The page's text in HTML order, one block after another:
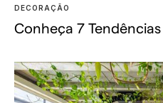
DECORAÇÃO
Conheça 7